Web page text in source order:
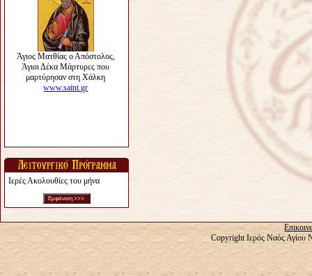
Ιερές Ακολουθίες του μήνα
Copyright Ιερός Ναός Αγίου